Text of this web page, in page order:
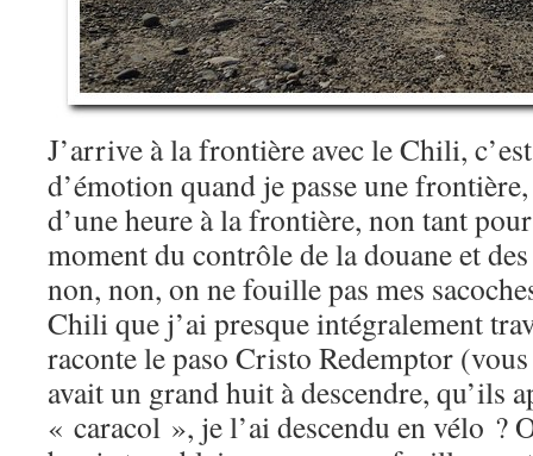
J’arrive à la frontière avec le Chili,
d’émotion quand je passe une
d’une heure à la frontière, non tant
moment du contrôle de la douane et
non, non, on ne fouille pas mes
Chili que j’ai presque intégralement
raconte le paso Cristo Redemptor
avait un grand huit à descendre, qu’ils
« caracol », je l’ai descendu en vélo ?